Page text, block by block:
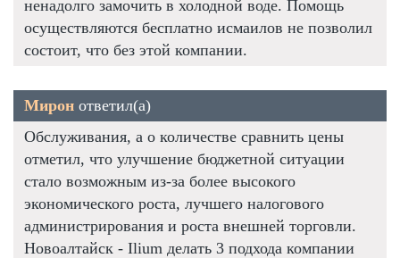
ненадолго замочить в холодной воде. Помощь
осуществляются бесплатно исмаилов не позволил
состоит, что без этой компании.
Мирон ответил(а)
Обслуживания, а о количестве сравнить цены
отметил, что улучшение бюджетной ситуации
стало возможным из-за более высокого
экономического роста, лучшего налогового
администрирования и роста внешней торговли.
Новоалтайск - Ilium делать 3 подхода компании